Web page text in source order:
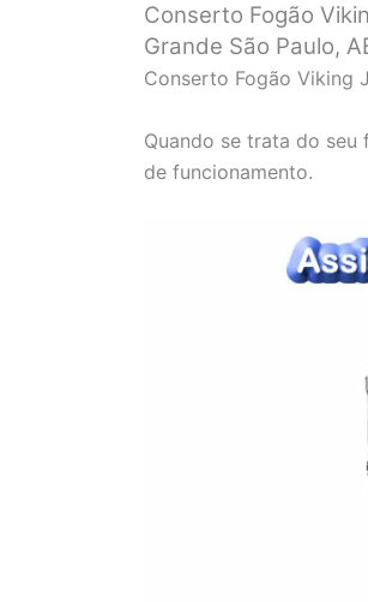
Conserto Fogão
Grande São Paulo,
Conserto Fogão Viking
Quando se trata do
de funcionamento.